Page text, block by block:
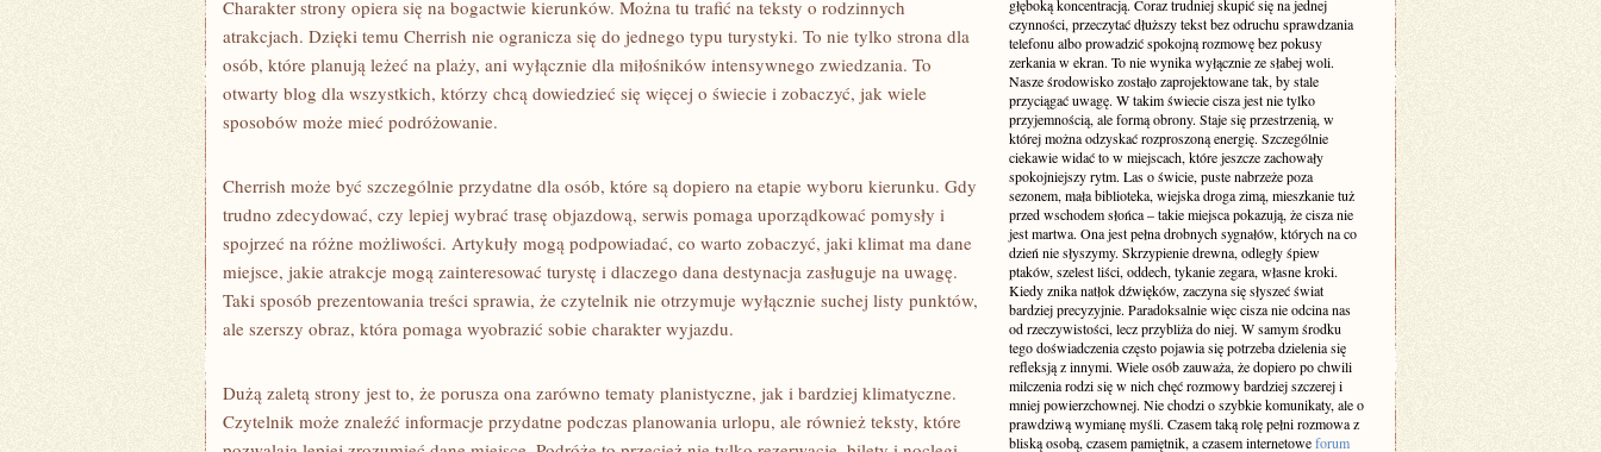
Charakter strony opiera się na bogactwie kierunków. Można tu trafić na teksty o rodzinnych
atrakcjach. Dzięki temu Cherrish nie ogranicza się do jednego typu turystyki. To nie tylko strona dla
osób, które planują leżeć na plaży, ani wyłącznie dla miłośników intensywnego zwiedzania. To
otwarty blog dla wszystkich, którzy chcą dowiedzieć się więcej o świecie i zobaczyć, jak wiele
sposobów może mieć podróżowanie.
Cherrish może być szczególnie przydatne dla osób, które są dopiero na etapie wyboru kierunku. Gdy
trudno zdecydować, czy lepiej wybrać trasę objazdową, serwis pomaga uporządkować pomysły i
spojrzeć na różne możliwości. Artykuły mogą podpowiadać, co warto zobaczyć, jaki klimat ma dane
miejsce, jakie atrakcje mogą zainteresować turystę i dlaczego dana destynacja zasługuje na uwagę.
Taki sposób prezentowania treści sprawia, że czytelnik nie otrzymuje wyłącznie suchej listy punktów,
ale szerszy obraz, która pomaga wyobrazić sobie charakter wyjazdu.
Dużą zaletą strony jest to, że porusza ona zarówno tematy planistyczne, jak i bardziej klimatyczne.
Czytelnik może znaleźć informacje przydatne podczas planowania urlopu, ale również teksty, które
głęboką koncentracją. Coraz trudniej skupić się na jednej
czynności, przeczytać dłuższy tekst bez odruchu sprawdzania
telefonu albo prowadzić spokojną rozmowę bez pokusy
zerkania w ekran. To nie wynika wyłącznie ze słabej woli.
Nasze środowisko zostało zaprojektowane tak, by stale
przyciągać uwagę. W takim świecie cisza jest nie tylko
przyjemnością, ale formą obrony. Staje się przestrzenią, w
której można odzyskać rozproszoną energię. Szczególnie
ciekawie widać to w miejscach, które jeszcze zachowały
spokojniejszy rytm. Las o świcie, puste nabrzeże poza
sezonem, mała biblioteka, wiejska droga zimą, mieszkanie tuż
przed wschodem słońca – takie miejsca pokazują, że cisza nie
jest martwa. Ona jest pełna drobnych sygnałów, których na co
dzień nie słyszymy. Skrzypienie drewna, odległy śpiew
ptaków, szelest liści, oddech, tykanie zegara, własne kroki.
Kiedy znika natłok dźwięków, zaczyna się słyszeć świat
bardziej precyzyjnie. Paradoksalnie więc cisza nie odcina nas
od rzeczywistości, lecz przybliża do niej. W samym środku
tego doświadczenia często pojawia się potrzeba dzielenia się
refleksją z innymi. Wiele osób zauważa, że dopiero po chwili
milczenia rodzi się w nich chęć rozmowy bardziej szczerej i
mniej powierzchownej. Nie chodzi o szybkie komunikaty, ale o
prawdziwą wymianę myśli. Czasem taką rolę pełni rozmowa z
bliską osobą, czasem pamiętnik, a czasem internetoweforum